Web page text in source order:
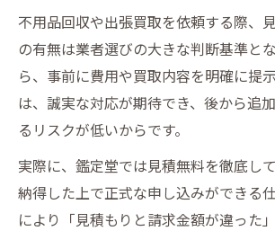
不用品回収や出張買取を依頼する際、
の有無は業者選びの大きな判断基準と
ら、事前に費用や買取内容を明確に提
は、誠実な対応が期待でき、後から追
るリスクが低いからです。
実際に、鑑定堂では見積無料を徹底し
納得した上で正式な申し込みができる
により「見積もりと請求金額が違った